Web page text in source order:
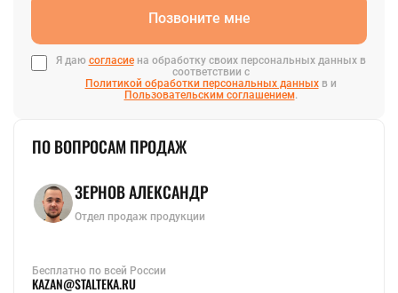
Позвоните мне
Я даю согласиена обработку своих персональных данных в
соответствии с
Политикой обработки персональных данныхв и
Пользовательским соглашением.
ПО ВОПРОСАМ ПРОДАЖ
ЗЕРНОВ АЛЕКСАНДР
Отдел продаж продукции
Бесплатно по всей России
KAZAN@STALTEKA.RU